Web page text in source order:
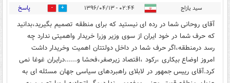
سید یازاج ۰۲:۴۴ - ۱۳۹۶/۰۴/۱۳ 34 پاسخ
آقای روحانی شما در رده ای نیستید که برای منطقه تصمیم بگیرید،بدانید
که حرف شما در خود ایران از سوی وزیر وزرا خریدار واهمیتی ندارد چه
رسد درمنطقه،اگر حرف شما در داخل دولتتان اهمیت وخریدار داشت
امروز اوضاع بیکاری ،رکود ،اقتصاد زیرصفر،فحشا و......درایران غوغا نمی
کرد.آقای رییس جمهور در لابلای راهبردهای سیاسی جهان مسئله ای به